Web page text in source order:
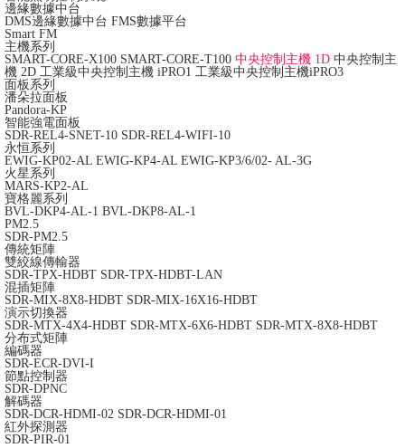
邊緣數據中台
DMS邊緣數據中台 FMS數據平台
Smart FM
主機系列
SMART-CORE-X100 SMART-CORE-T100 中央控制主機 1D 中央控制主
機 2D 工業級中央控制主機 iPRO1 工業級中央控制主機iPRO3
面板系列
潘朵拉面板
Pandora-KP
智能強電面板
SDR-REL4-SNET-10 SDR-REL4-WIFI-10
永恒系列
EWIG-KP02-AL EWIG-KP4-AL EWIG-KP3/6/02- AL-3G
火星系列
MARS-KP2-AL
寶格麗系列
BVL-DKP4-AL-1 BVL-DKP8-AL-1
PM2.5
SDR-PM2.5
傳統矩陣
雙絞線傳輸器
SDR-TPX-HDBT SDR-TPX-HDBT-LAN
混插矩陣
SDR-MIX-8X8-HDBT SDR-MIX-16X16-HDBT
演示切換器
SDR-MTX-4X4-HDBT SDR-MTX-6X6-HDBT SDR-MTX-8X8-HDBT
分布式矩陣
編碼器
SDR-ECR-DVI-I
節點控制器
SDR-DPNC
解碼器
SDR-DCR-HDMI-02 SDR-DCR-HDMI-01
紅外探測器
SDR-PIR-01